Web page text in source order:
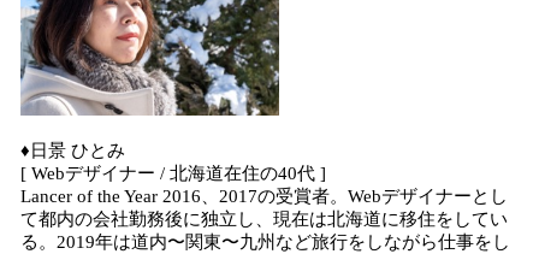
♦日景 ひとみ
[ Webデザイナー / 北海道在住の40代 ]
Lancer of the Year 2016、2017の受賞者。Webデザイナーとし
て都内の会社勤務後に独立し、現在は北海道に移住をしてい
る。2019年は道内〜関東〜九州など旅行をしながら仕事をし